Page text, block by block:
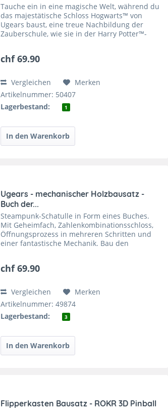
Tauche ein in eine magische Welt, während du
das majestätische Schloss Hogwarts™ von
Ugears baust, eine treue Nachbildung der
Zauberschule, wie sie in der Harry Potter™-
chf 69.90
Vergleichen
Merken
Artikelnummer: 50407
Lagerbestand:
1
Ugears - mechanischer Holzbausatz -
Buch der...
Steampunk-Schatulle in Form eines Buches.
Mit Geheimfach, Zahlenkombinationsschloss,
Öffnungsprozess in mehreren Schritten und
einer fantastische Mechanik. Bau den
chf 69.90
Vergleichen
Merken
Artikelnummer: 49874
Lagerbestand:
3
Flipperkasten Bausatz - ROKR 3D Pinball